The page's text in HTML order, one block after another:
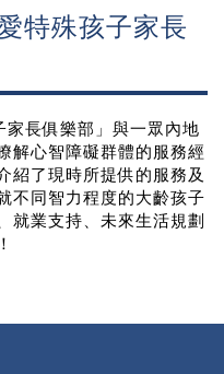
特殊孩子家長
長俱樂部」與一眾內地
解心智障礙群體的服務經
紹了現時所提供的服務及
不同智力程度的大齡孩子
就業支持、未來生活規劃